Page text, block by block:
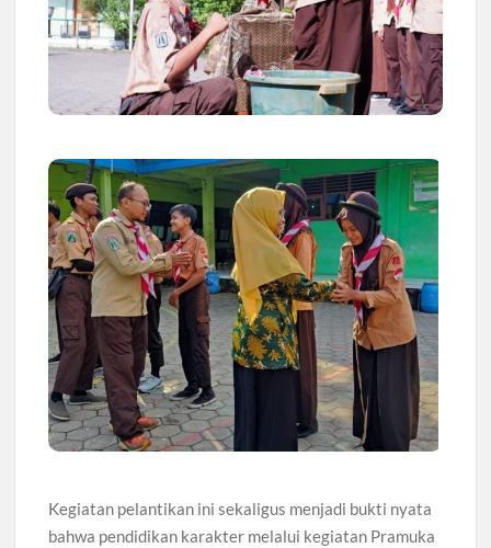
Kegiatan pelantikan ini sekaligus menjadi bukti nyata
bahwa pendidikan karakter melalui kegiatan Pramuka